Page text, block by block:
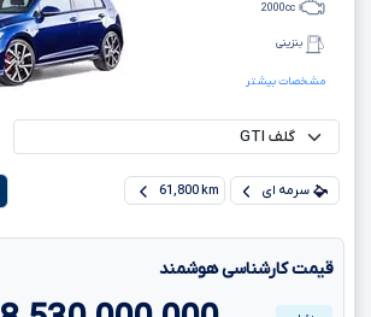
مشخصات بیشتر
2000cc
بنزینی
سرمه ای 61,800 km
قیمت کارشناسی هوشمند